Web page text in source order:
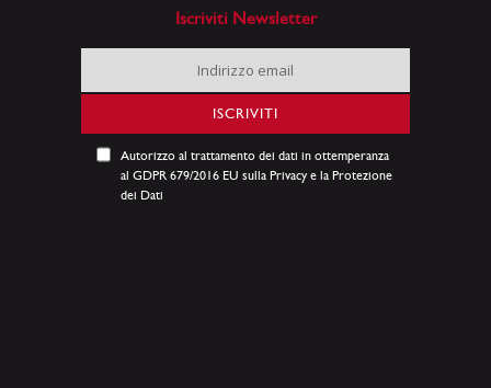
Iscriviti Newsletter
Iscriviti
alla
nostra
ISCRIVITI
Autorizzo al trattamento dei dati in ottemperanza
al GDPR 679/2016 EU sulla Privacy e la Protezione
dei Dati